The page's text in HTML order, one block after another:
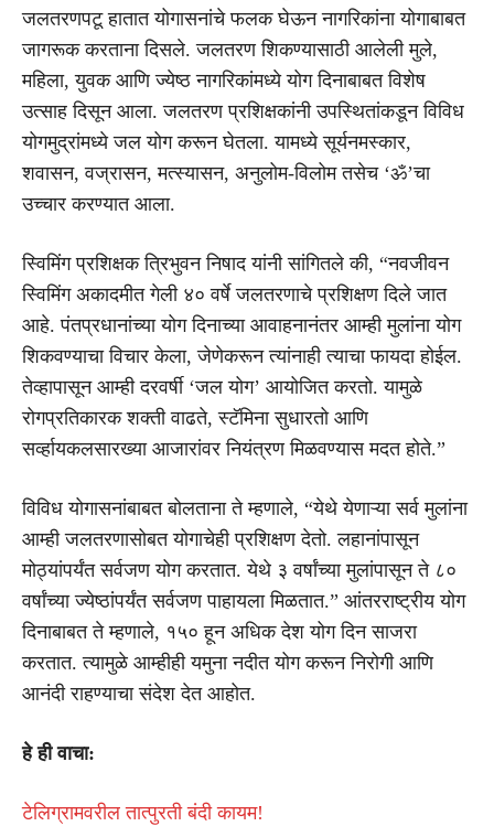
जलतरणपटू हातात योगासनांचे फलक घेऊन नागरिकांना योगाबाबत
जागरूक करताना दिसले. जलतरण शिकण्यासाठी आलेली मुले,
महिला, युवक आणि ज्येष्ठ नागरिकांमध्ये योग दिनाबाबत विशेष
उत्साह दिसून आला. जलतरण प्रशिक्षकांनी उपस्थितांकडून विविध
योगमुद्रांमध्ये जल योग करून घेतला. यामध्ये सूर्यनमस्कार,
शवासन, वज्रासन, मत्स्यासन, अनुलोम-विलोम तसेच ‘ॐ’चा
उच्चार करण्यात आला.
स्विमिंग प्रशिक्षक त्रिभुवन निषाद यांनी सांगितले की, “नवजीवन
स्विमिंग अकादमीत गेली ४० वर्षे जलतरणाचे प्रशिक्षण दिले जात
आहे. पंतप्रधानांच्या योग दिनाच्या आवाहनानंतर आम्ही मुलांना योग
शिकवण्याचा विचार केला, जेणेकरून त्यांनाही त्याचा फायदा होईल.
तेव्हापासून आम्ही दरवर्षी ‘जल योग’ आयोजित करतो. यामुळे
रोगप्रतिकारक शक्ती वाढते, स्टॅमिना सुधारतो आणि
सर्व्हायकलसारख्या आजारांवर नियंत्रण मिळवण्यास मदत होते.”
विविध योगासनांबाबत बोलताना ते म्हणाले, “येथे येणाऱ्या सर्व मुलांना
आम्ही जलतरणासोबत योगाचेही प्रशिक्षण देतो. लहानांपासून
मोठ्यांपर्यंत सर्वजण योग करतात. येथे ३ वर्षांच्या मुलांपासून ते ८०
वर्षांच्या ज्येष्ठांपर्यंत सर्वजण पाहायला मिळतात.” आंतरराष्ट्रीय योग
दिनाबाबत ते म्हणाले, १५० हून अधिक देश योग दिन साजरा
करतात. त्यामुळे आम्हीही यमुना नदीत योग करून निरोगी आणि
आनंदी राहण्याचा संदेश देत आहोत.
हे ही वाचा:
टेलिग्रामवरील तात्पुरती बंदी कायम!